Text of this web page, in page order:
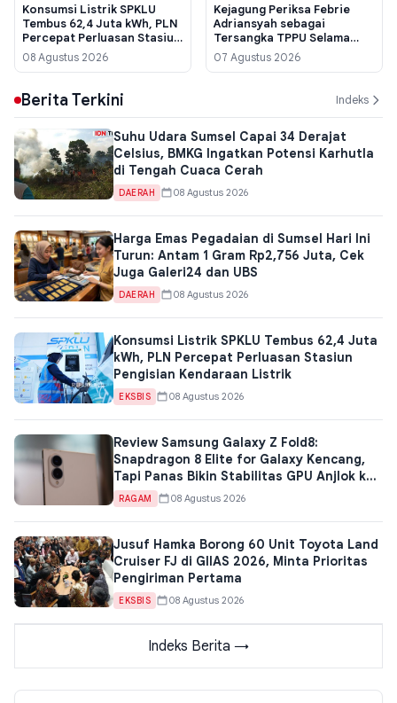
Konsumsi Listrik SPKLU
Tembus 62,4 Juta kWh, PLN
Percepat Perluasan Stasiun
Pengisian Kendaraan Listrik
08 Agustus 2026
Kejagung Periksa Febrie
Adriansyah sebagai
Tersangka TPPU Selama
Enam Jam, Berkas
Penggeledahan Tiga Kota
07 Agustus 2026
Berita Terkini Indeks
Suhu Udara Sumsel Capai 34 Derajat
Celsius, BMKG Ingatkan Potensi Karhutla
di Tengah Cuaca Cerah
DAERAH 08 Agustus 2026
Harga Emas Pegadaian di Sumsel Hari Ini
Turun: Antam 1 Gram Rp2,756 Juta, Cek
Juga Galeri24 dan UBS
DAERAH 08 Agustus 2026
Konsumsi Listrik SPKLU Tembus 62,4 Juta
kWh, PLN Percepat Perluasan Stasiun
Pengisian Kendaraan Listrik
EKSBIS 08 Agustus 2026
Review Samsung Galaxy Z Fold8:
Snapdragon 8 Elite for Galaxy Kencang,
Tapi Panas Bikin Stabilitas GPU Anjlok ke
50,8 Persen
RAGAM 08 Agustus 2026
Jusuf Hamka Borong 60 Unit Toyota Land
Cruiser FJ di GIIAS 2026, Minta Prioritas
Pengiriman Pertama
EKSBIS 08 Agustus 2026
Indeks Berita →